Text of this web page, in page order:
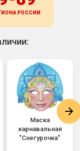
РОССИИ
Маска
карнавальная
"Снегурочка"